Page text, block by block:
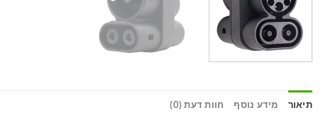
תיאור מידע נוסף חוות דעת (0)